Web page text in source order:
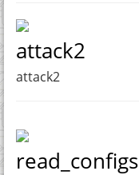
attack2
attack2
read_configs